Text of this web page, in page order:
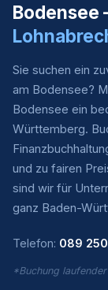
Bodensee
Sie suchen ein
am Bodensee?
Bodensee ein
Württemberg.
und zu fairen
sind wir für
ganz Baden-
Telefon: 089
*Buchung